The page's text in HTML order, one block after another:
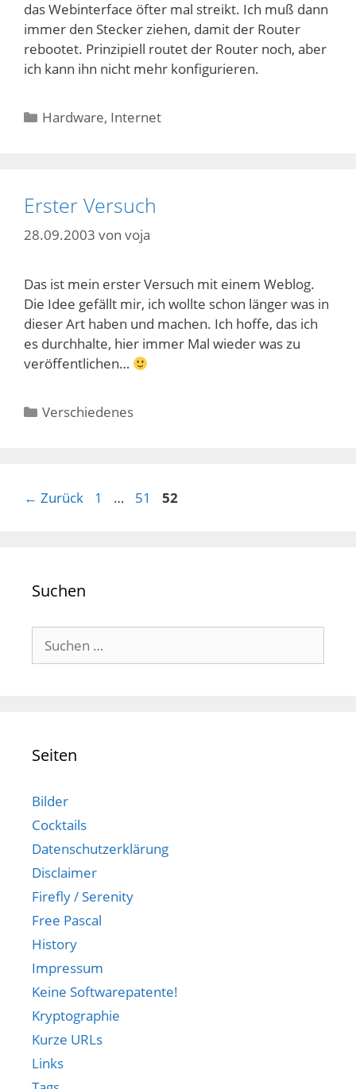
das Webinterface öfter mal streikt. Ich muß dann
immer den Stecker ziehen, damit der Router
rebootet. Prinzipiell routet der Router noch, aber
ich kann ihn nicht mehr konfigurieren.
Kategorien
Hardware, Internet
Erster Versuch
28.09.2003 von voja
Das ist mein erster Versuch mit einem Weblog.
Die Idee gefällt mir, ich wollte schon länger was in
dieser Art haben und machen. Ich hoffe, das ich
es durchhalte, hier immer Mal wieder was zu
veröffentlichen…
Kategorien
Verschiedenes
← Zurück Seite
1 … Seite
51 Seite
52
Suchen
Suchen
nach:
Seiten
Bilder
Cocktails
Datenschutzerklärung
Disclaimer
Firefly / Serenity
Free Pascal
History
Impressum
Keine Softwarepatente!
Kryptographie
Kurze URLs
Links